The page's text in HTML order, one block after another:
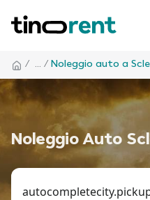
/ ... / Noleggio auto a
Noleggio Auto